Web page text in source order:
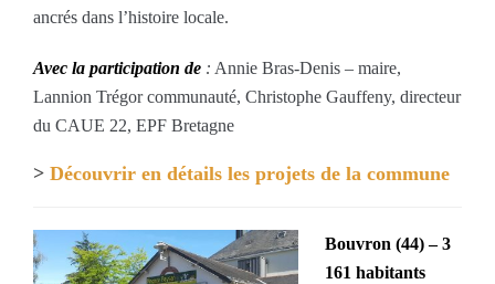
ancrés dans l’histoire locale.
Avec la participation de : Annie Bras-Denis – maire,
Lannion Trégor communauté, Christophe Gauffeny, directeur
du CAUE 22, EPF Bretagne
> Découvrir en détails les projets de la commune
Bouvron (44) – 3
161 habitants